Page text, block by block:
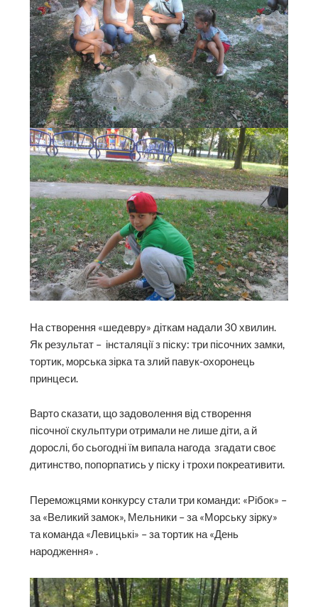
На створення «шедевру» діткам надали 30 хвилин.
Як результат – інсталяції з піску: три пісочних замки,
тортик, морська зірка та злий павук-охоронець
принцеси.
Варто сказати, що задоволення від створення
пісочної скульптури отримали не лише діти, а й
дорослі, бо сьогодні їм випала нагода згадати своє
дитинство, попорпатись у піску і трохи покреативити.
Переможцями конкурсу стали три команди: «Рібок» –
за «Великий замок», Мельники – за «Морську зірку»
та команда «Левицькі» – за тортик на «День
народження» .